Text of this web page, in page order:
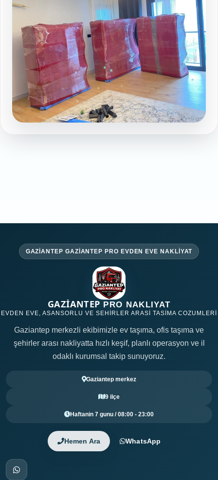
GAZIANTEP GAZIANTEP PRO EVDEN EVE NAKLIYAT
GAZİANTEP PRO NAKLIYAT
EVDEN EVE, ASANSORLU VE SEHIRLER ARASI TASIMA COZUMLERI
Gaziantep merkezli ekibimizle ev taşıma, ofis taşıma ve
şehirler arası nakliyatta hızlı keşif, planlı operasyon ve il
odaklı kurumsal takip sunuyoruz.
Gaziantep merkez
9 ilçe
Haftanin 7 gunu / 08:00 - 23:00
Hemen Ara WhatsApp